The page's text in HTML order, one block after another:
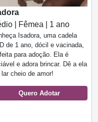
| Fêmea | 1 ano
Isadora, uma cadela
de 1 ano, dócil e vacinada,
para adoção. Ela é
e adora brincar. Dê a ela
lar cheio de amor!
Quero Adotar